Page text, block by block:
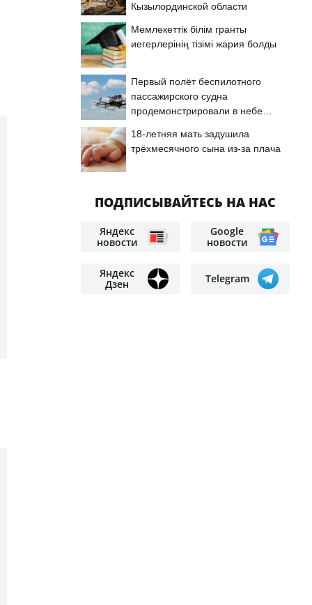
Кызылординской области
Мемлекеттік білім гранты
иегерлерінің тізімі жария болды
Первый полёт беспилотного
пассажирского судна
продемонстрировали в небе
18-летняя мать задушила
трёхмесячного сына из-за плача
ПОДПИСЫВАЙТЕСЬ НА НАС
Яндекс
новости
Google
новости
Яндекс
Дзен
Telegram